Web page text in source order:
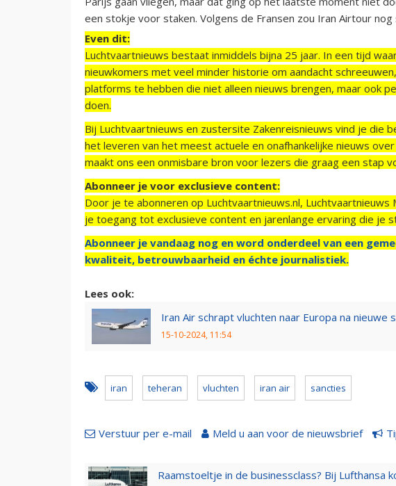
een stokje voor staken. Volgens de Fransen zou Iran Airtour
Even dit:
Luchtvaartnieuws bestaat inmiddels bijna 25 jaar. In een tijd
nieuwkomers met veel minder historie om aandacht
platforms te hebben die niet alleen nieuws brengen, maar ook
doen.
Bij Luchtvaartnieuws en zustersite Zakenreisnieuws vind je die
het leveren van het meest actuele en onafhankelijke nieuws
maakt ons een onmisbare bron voor lezers die graag een stap
Abonneer je voor exclusieve content:
Door je te abonneren op Luchtvaartnieuws.nl, Luchtvaartnieuws
je toegang tot exclusieve content en jarenlange ervaring die je
Abonneer je vandaag nog en word onderdeel van een
kwaliteit, betrouwbaarheid en échte journalistiek.
Lees ook:
Iran Air schrapt vluchten naar Europa na nieuwe
15-10-2024, 11:54
iran teheran vluchten iran air sancties
Verstuur per e-mail Meld u aan voor de nieuwsbrief
Raamstoeltje in de businessclass? Bij Lufthansa